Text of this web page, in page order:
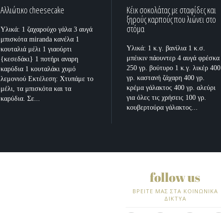
Αλλιώτικο cheesecake
Υλικά: 1 ζαχαρούχο γάλα 3 αυγά
μπισκότα miranda κανέλα 1
κουταλιά μέλι 1 γιαούρτι
{κεσεδάκι} 1 ποτήρι αναρη
καρύδια 1 κουταλάκι χυμό
λεμονιού Εκτέλεση: Χτυπάμε το
μέλι, τα μπισκότα και τα
καρύδια. Σε...
Κέικ σοκολάτας με σταφίδες και
ξηρούς καρπούς που λιώνει στο
στόμα
Υλικά: 1 κ.γ. βανίλια 1 κ.σ.
μπέικιν πάουντερ 4 αυγά φρέσκα
250 γρ. βούτυρο 1 κ.γ. λικέρ 400
γρ. καστανή ζάχαρη 400 γρ.
κρέμα γάλακτος 400 γρ. αλεύρι
για όλες τις χρήσεις 100 γρ.
κουβερτούρα γάλακτος...
ΒΡΕΙΤΕ ΜΑΣ ΣΤΑ ΚΟΙΝΩΝΙΚΑ
ΔΙΚΤΥΑ